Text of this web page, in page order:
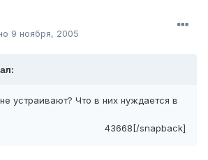
9 ноября, 2005
устраивают? Что в них нуждается в
43668[/snapback]